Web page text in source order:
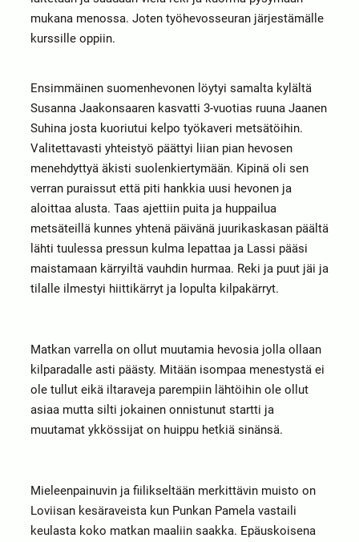
mukana menossa. Joten työhevosseuran järjestämälle
kurssille oppiin.
Ensimmäinen suomenhevonen löytyi samalta kylältä
Susanna Jaakonsaaren kasvatti 3-vuotias ruuna Jaanen
Suhina josta kuoriutui kelpo työkaveri metsätöihin.
Valitettavasti yhteistyö päättyi liian pian hevosen
menehdyttyä äkisti suolenkiertymään. Kipinä oli sen
verran puraissut että piti hankkia uusi hevonen ja
aloittaa alusta. Taas ajettiin puita ja huppailua
metsäteillä kunnes yhtenä päivänä juurikaskasan päältä
lähti tuulessa pressun kulma lepattaa ja Lassi pääsi
maistamaan kärryiltä vauhdin hurmaa. Reki ja puut jäi ja
tilalle ilmestyi hiittikärryt ja lopulta kilpakärryt.
Matkan varrella on ollut muutamia hevosia jolla ollaan
kilparadalle asti päästy. Mitään isompaa menestystä ei
ole tullut eikä iltaraveja parempiin lähtöihin ole ollut
asiaa mutta silti jokainen onnistunut startti ja
muutamat ykkössijat on huippu hetkiä sinänsä.
Mieleenpainuvin ja fiilikseltään merkittävin muisto on
Loviisan kesäraveista kun Punkan Pamela vastaili
keulasta koko matkan maaliin saakka. Epäuskoisena